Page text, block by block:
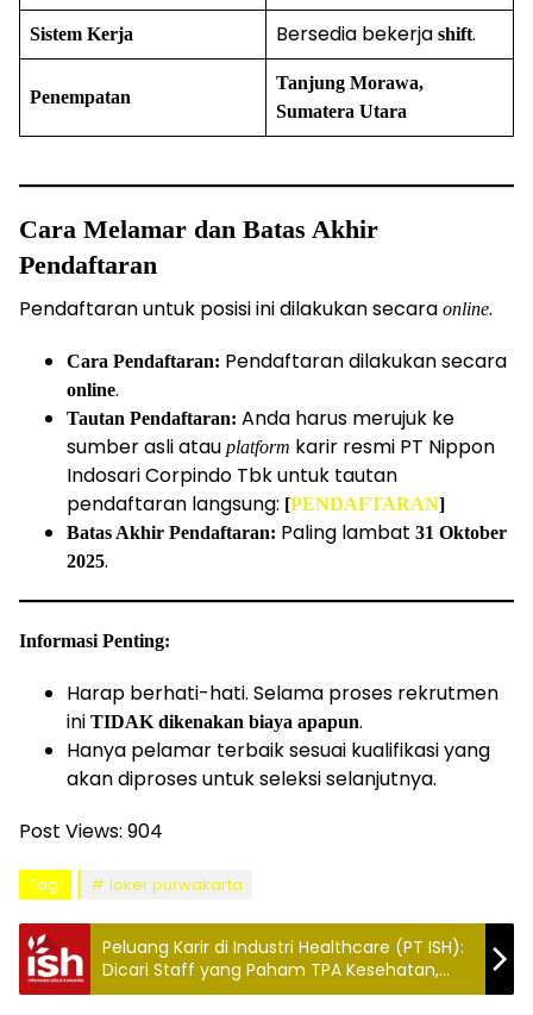
Sistem Kerja Bersedia bekerja shift.
Penempatan
Tanjung Morawa,
Sumatera Utara
Cara Melamar dan Batas Akhir
Pendaftaran
Pendaftaran untuk posisi ini dilakukan secara online.
Cara Pendaftaran: Pendaftaran dilakukan secara
online.
Tautan Pendaftaran: Anda harus merujuk ke
sumber asli atau platform karir resmi PT Nippon
Indosari Corpindo Tbk untuk tautan
pendaftaran langsung: [PENDAFTARAN]
Batas Akhir Pendaftaran: Paling lambat 31 Oktober
2025.
Informasi Penting:
Harap berhati-hati. Selama proses rekrutmen
ini TIDAK dikenakan biaya apapun.
Hanya pelamar terbaik sesuai kualifikasi yang
akan diproses untuk seleksi selanjutnya.
Post Views: 904
Tag: loker purwakarta
Peluang Karir di Industri Healthcare (PT ISH):
Dicari Staff yang Paham TPA Kesehatan,
Asuransi Kesehatan, dan Alkes. Segera